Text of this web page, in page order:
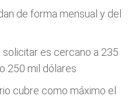
de forma mensual y del
solicitar es cercano a 235
250 mil dólares
cubre como máximo el